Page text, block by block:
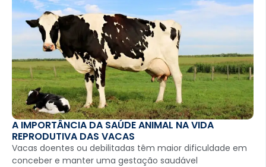
A IMPORTÂNCIA DA SAÚDE ANIMAL NA VIDA
REPRODUTIVA DAS VACAS
Vacas doentes ou debilitadas têm maior dificuldade em
conceber e manter uma gestação saudável